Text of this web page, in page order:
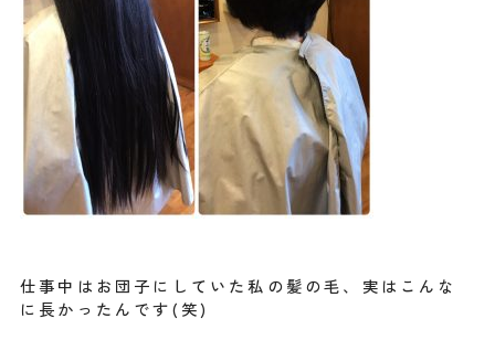
仕事中はお団子にしていた私の髪の毛、実はこんな
に長かったんです(笑)